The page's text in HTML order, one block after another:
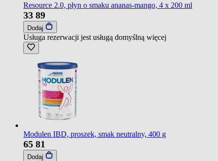
Resource 2.0, płyn o smaku ananas-mango, 4 x 200 ml
33 89
Dodaj
Usługa rezerwacji jest usługą domyślną więcej
Modulen IBD, proszek, smak neutralny, 400 g
65 81
Dodaj